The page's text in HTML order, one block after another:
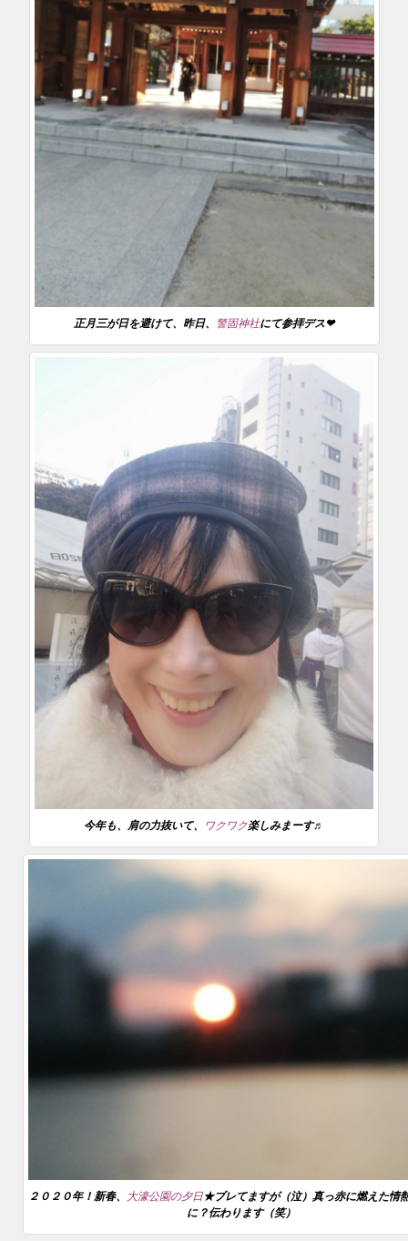
正月三が日を避けて、昨日、 警固神社にて参拝デス❤
今年も、肩の力抜いて、 ワクワク楽しみまーす♬
２０２０年！新春、 大濠公園の夕日★ブレてますが（泣）真っ赤に燃えた情
に？伝わります（笑）